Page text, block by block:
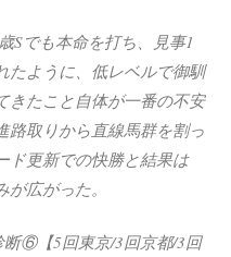
でも本命を打ち、見事1
たように、低レベルで御馴
きたこと自体が一番の不安
路取りから直線馬群を割っ
ド更新での快勝と結果は
広がった。
断⑥【5回東京/3回京都/3回